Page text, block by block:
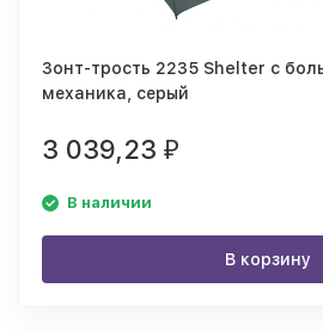
Зонт-трость 2235 Shelter c
механика, серый
3 039,23 ₽
В наличии
В корзину